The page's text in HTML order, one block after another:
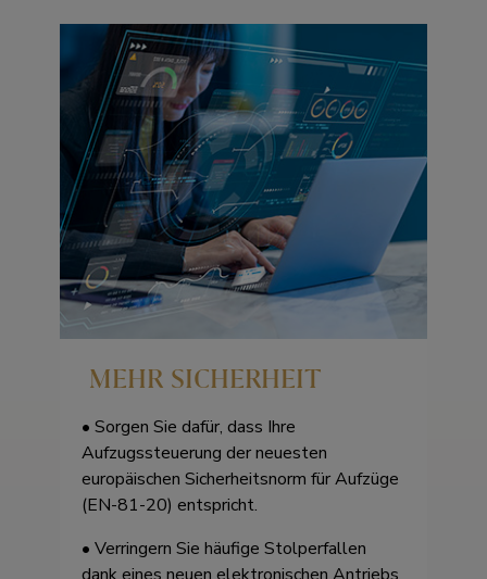
MEHR SICHERHEIT
• Sorgen Sie dafür, dass Ihre
Aufzugssteuerung der neuesten
europäischen Sicherheitsnorm für Aufzüge
(EN-81-20) entspricht.
• Verringern Sie häufige Stolperfallen